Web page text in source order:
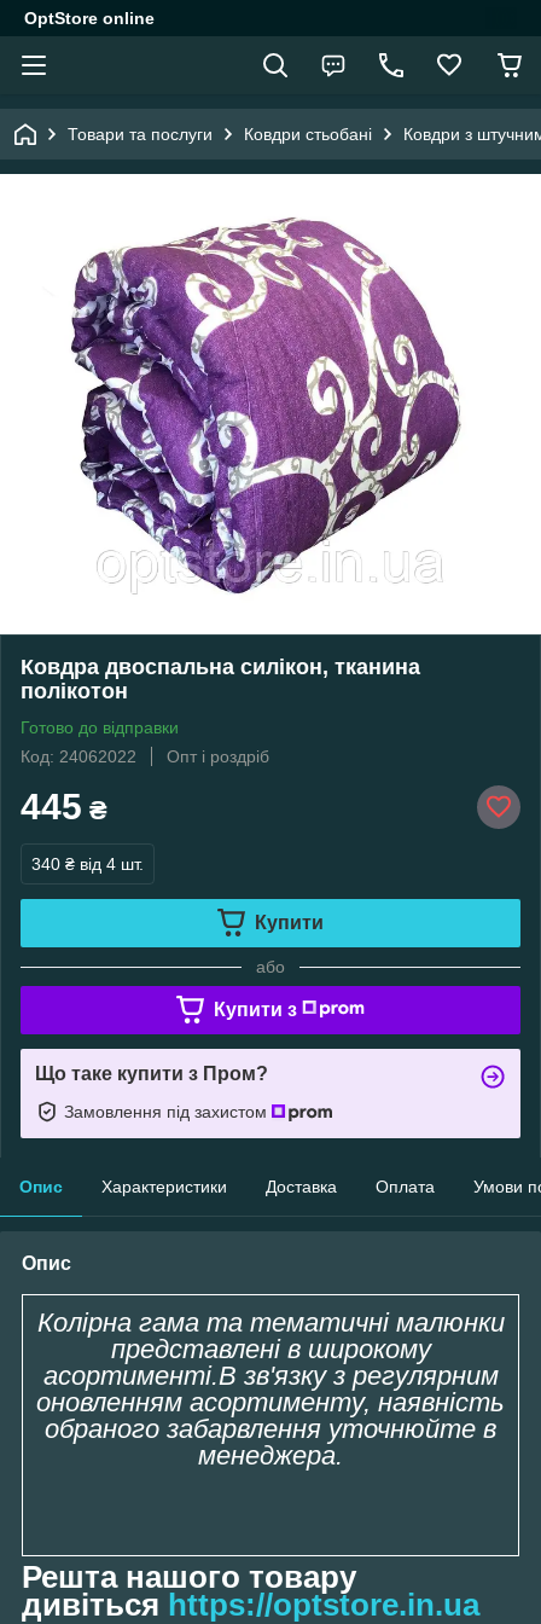
OptStore online
Товари та послуги Ковдри стьобані Ковдри з
Ковдра двоспальна силікон, тканина
полікотон
Готово до відправки
Код: 24062022
Опт і роздріб
445 ₴
340 ₴ від 4 шт.
Купити
або
Купити з
Що таке купити з Пром?
Замовлення під захистом
Опис Характеристики Доставка Оплата Умови
Опис
Колірна гама та тематичні малюнки
представлені в широкому
асортименті.В зв'язку з регулярним
оновленням асортименту, наявність
обраного забарвлення уточнюйте в
менеджера.
Решта нашого товару
дивіться https://optstore.in.ua